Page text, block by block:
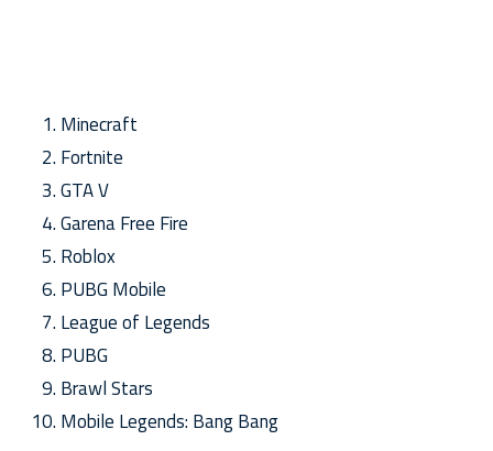
Minecraft
Fortnite
GTA V
Garena Free Fire
Roblox
PUBG Mobile
League of Legends
PUBG
Brawl Stars
Mobile Legends: Bang Bang